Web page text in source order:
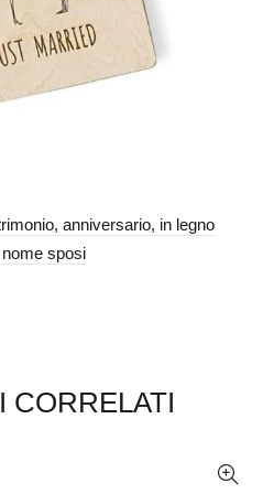
anniversario, in legno
sposi
CORRELATI